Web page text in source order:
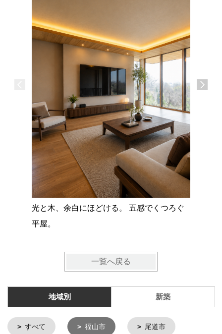
光と木、余白にほどける。 五感でくつろぐ
平屋。
一覧へ戻る
地域別 新築
すべて 福山市 尾道市